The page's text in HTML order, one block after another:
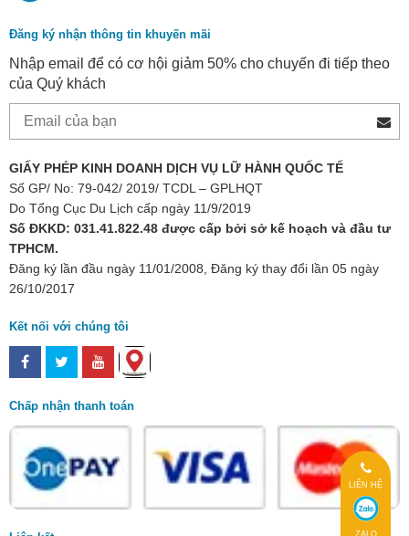
ZALO
LIÊN HỆ
Đăng ký nhận thông tin khuyến mãi
Nhập email để có cơ hội giảm 50% cho chuyến đi tiếp theo
của Quý khách
GIẤY PHÉP KINH DOANH DỊCH VỤ LỮ HÀNH QUỐC TẾ
Số GP/ No: 79-042/ 2019/ TCDL – GPLHQT
Do Tổng Cục Du Lịch cấp ngày 11/9/2019
Số ĐKKD: 031.41.822.48 được cấp bởi sở kế hoạch và đầu tư
TPHCM.
Đăng ký lần đầu ngày 11/01/2008, Đăng ký thay đổi lần 05 ngày
26/10/2017
Kết nối với chúng tôi
Chấp nhận thanh toán